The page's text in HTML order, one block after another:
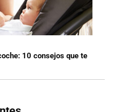
10 consejos que te